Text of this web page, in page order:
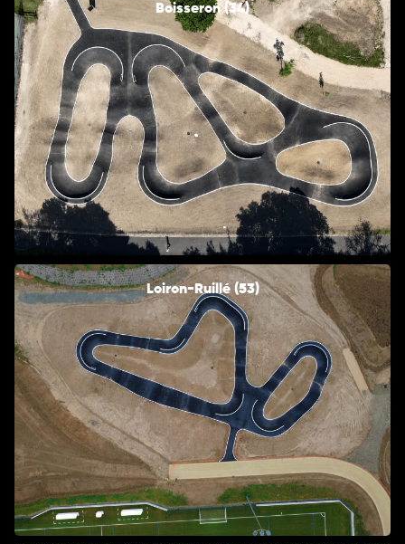
Boisseron (34)
Loiron-Ruillé (53)